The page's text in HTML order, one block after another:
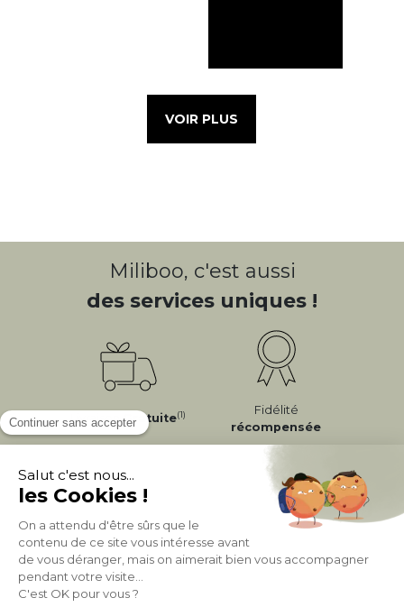
VOIR PLUS
Miliboo, c'est aussi
des services uniques !
LivraisonGratuite(1)
Fidélité
récompensée
Expéditionen
24/72h
Appel gratuit
0 20 88 04 14